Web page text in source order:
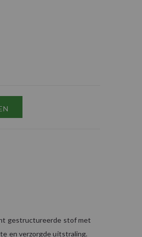
gestructureerde stof met
en verzorgde uitstraling.